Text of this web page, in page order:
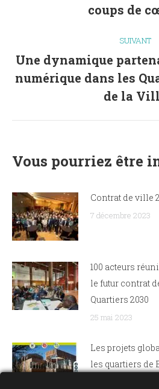
coups de
SUIVANT
Une dynamique
numérique dans les
de la
Vous pourriez être
Contrat de ville
7 décembre 2023
100 acteurs
le futur contrat
Quartiers 2030
25 mai 2023
Les projets
les quartiers de